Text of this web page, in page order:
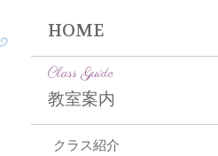
HOME
Class Guide
教室案内
クラス紹介